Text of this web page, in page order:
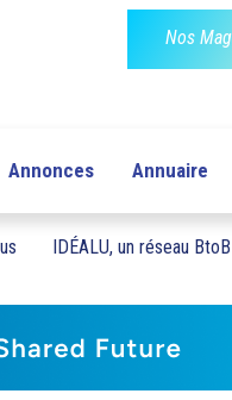
Nos
Annonces Annuaire
IDÉALU, un réseau